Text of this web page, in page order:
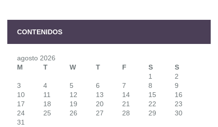
CONTENIDOS
agosto 2026
M
T W T F S S
1
2
3
4 5 6 7 8
9
10
11 12 13 14 15
16
17
18 19 20 21 22
23
24
25 26 27 28 29
30
31